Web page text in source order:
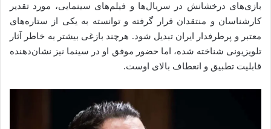
بازی‌های درخشانش در سریال‌ها و فیلم‌های سینمایی، مورد تقدیر
کارشناسان و منتقدان قرار گرفته و توانسته به یکی از ستاره‌های
معتبر و پرطرفدار ایران تبدیل شود. هرچند بازغی بیشتر به خاطر آثار
تلویزیونی شناخته شده، اما حضور موفق او در سینما نیز نشان‌دهنده
قابلیت تطبیق و انعطاف بالای اوست.